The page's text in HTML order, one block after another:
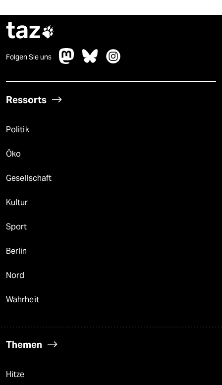
taz
Folgen Sie uns
Ressorts
Politik
Öko
Gesellschaft
Kultur
Sport
Berlin
Nord
Wahrheit
Themen
Hitze